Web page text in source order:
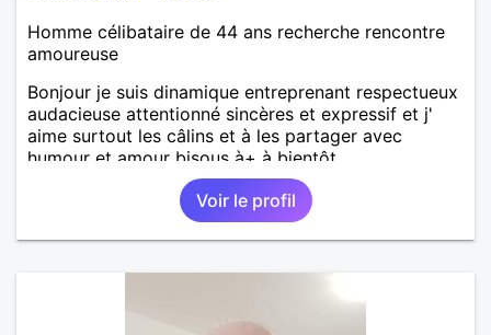
Homme célibataire de 44 ans recherche rencontre
amoureuse
Bonjour je suis dinamique entreprenant respectueux
audacieuse attentionné sincères et expressif et j'
aime surtout les câlins et à les partager avec
humour et amour bisous à+ à bientôt
Voir le profil